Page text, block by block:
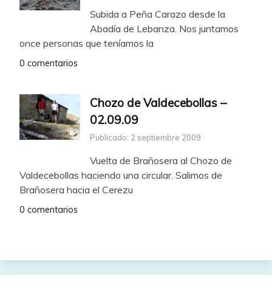
Subida a Peña Carazo desde la
Abadía de Lebanza. Nos juntamos
once personas que teníamos la
0 comentarios
Chozo de Valdecebollas –
02.09.09
Publicado: 2 septiembre 2009
Vuelta de Brañosera al Chozo de
Valdecebollas haciendo una circular. Salimos de
Brañosera hacia el Cerezu
0 comentarios